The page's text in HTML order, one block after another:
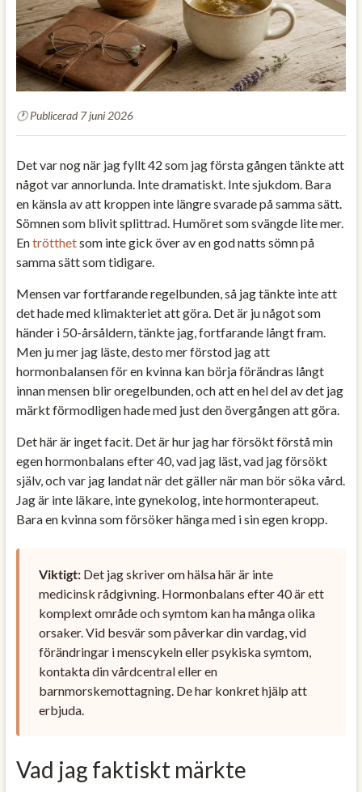
Publicerad 7 juni 2026
Det var nog när jag fyllt 42 som jag första gången tänkte att
något var annorlunda. Inte dramatiskt. Inte sjukdom. Bara
en känsla av att kroppen inte längre svarade på samma sätt.
Sömnen som blivit splittrad. Humöret som svängde lite mer.
Entrötthetsom inte gick över av en god natts sömn på
samma sätt som tidigare.
Mensen var fortfarande regelbunden, så jag tänkte inte att
det hade med klimakteriet att göra. Det är ju något som
händer i 50-årsåldern, tänkte jag, fortfarande långt fram.
Men ju mer jag läste, desto mer förstod jag att
hormonbalansen för en kvinna kan börja förändras långt
innan mensen blir oregelbunden, och att en hel del av det jag
märkt förmodligen hade med just den övergången att göra.
Det här är inget facit. Det är hur jag har försökt förstå min
egen hormonbalans efter 40, vad jag läst, vad jag försökt
själv, och var jag landat när det gäller när man bör söka vård.
Jag är inte läkare, inte gynekolog, inte hormonterapeut.
Bara en kvinna som försöker hänga med i sin egen kropp.
Viktigt:Det jag skriver om hälsa här är inte
medicinsk rådgivning. Hormonbalans efter 40 är ett
komplext område och symtom kan ha många olika
orsaker. Vid besvär som påverkar din vardag, vid
förändringar i menscykeln eller psykiska symtom,
kontakta din vårdcentral eller en
barnmorskemottagning. De har konkret hjälp att
erbjuda.
Vad jag faktiskt märkte